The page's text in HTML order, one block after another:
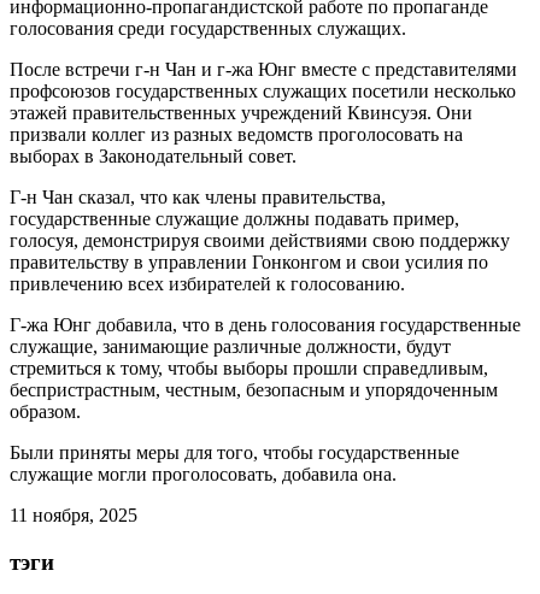
информационно-пропагандистской работе по пропаганде
голосования среди государственных служащих.
После встречи г-н Чан и г-жа Юнг вместе с представителями
профсоюзов государственных служащих посетили несколько
этажей правительственных учреждений Квинсуэя. Они
призвали коллег из разных ведомств проголосовать на
выборах в Законодательный совет.
Г-н Чан сказал, что как члены правительства,
государственные служащие должны подавать пример,
голосуя, демонстрируя своими действиями свою поддержку
правительству в управлении Гонконгом и свои усилия по
привлечению всех избирателей к голосованию.
Г-жа Юнг добавила, что в день голосования государственные
служащие, занимающие различные должности, будут
стремиться к тому, чтобы выборы прошли справедливым,
беспристрастным, честным, безопасным и упорядоченным
образом.
Были приняты меры для того, чтобы государственные
служащие могли проголосовать, добавила она.
11 ноября, 2025
тэги